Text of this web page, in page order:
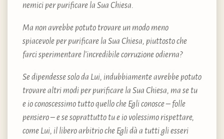
nemici per purificare la Sua Chiesa.
Ma non avrebbe potuto trovare un modo meno
spiacevole per purificare la Sua Chiesa, piuttosto che
farci sperimentare l’incredibile corruzione odierna?
Se dipendesse solo da Lui, indubbiamente avrebbe potuto
trovare altri modi per purificare la Sua Chiesa, ma se tu
e io conoscessimo tutto quello che Egli conosce – folle
pensiero – e se soprattutto tu e io volessimo rispettare,
come Lui, il libero arbitrio che Egli dà a tutti gli esseri